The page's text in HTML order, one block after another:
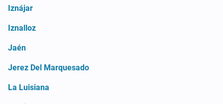
Iznájar
Iznalloz
Jaén
Jerez Del Marquesado
La Luisiana